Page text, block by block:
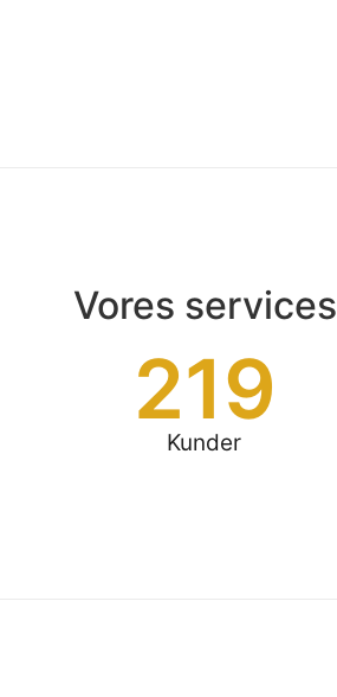
Vores services
Kunder
219